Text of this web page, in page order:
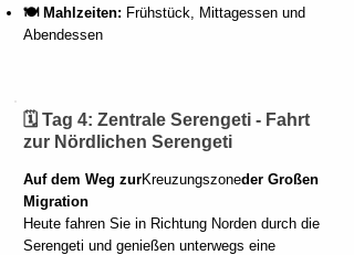
🍽️ Mahlzeiten: Frühstück, Mittagessen und
Abendessen
🗓️ Tag 4: Zentrale Serengeti - Fahrt
zur Nördlichen Serengeti
Auf dem Weg zurKreuzungszoneder Großen
Migration
Heute fahren Sie in Richtung Norden durch die
Serengeti und genießen unterwegs eine